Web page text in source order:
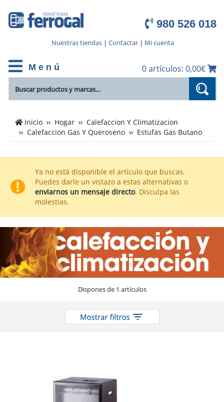
980 526 018
Nuestras tiendas| Contactar| Mi cuenta
M e n ú 0 artículos: 0,00€
Cientos
de
de
Estufas
Gas
Butano
el
catálogo
Inicio Hogar
Calefaccion Y Climatizacion
Calefaccion Gas Y Queroseno
Estufas Gas Butano
Ya no está disponible el artículo que buscas.
Puedes darle un vistazo a estas alternativas o
enviarnos un mensaje directo. Disculpa las
molestias.
Dispones de 1 artículos